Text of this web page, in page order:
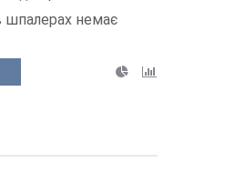
шпалерах немає